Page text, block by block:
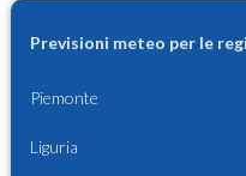
Previsioni meteo per le
Piemonte
Liguria